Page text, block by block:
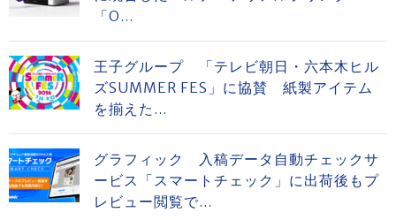
「O...
王子グループ 「テレビ朝日・六本木ヒル
ズSUMMER FES」に協賛 紙製アイテム
を揃えた...
グラフィック 入稿データ自動チェックサ
ービス「スマートチェック」に出荷後もプ
レビュー閲覧で...